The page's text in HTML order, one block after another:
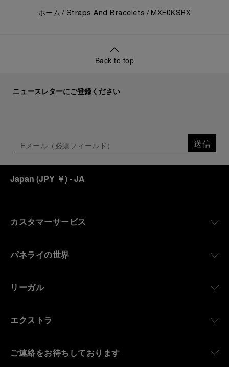
ホーム Straps And Bracelets MXE0KSRX
Back to top
ニュースレターにご登録ください
送信
Japan (JPY ￥)- JA
カスタマーサービス
パネライの世界
リーガル
エクストラ
ご連絡をお待ちしております